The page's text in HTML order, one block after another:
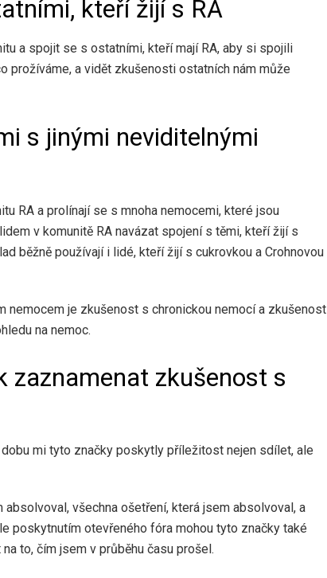
kteří žijí s RA
a spojit se s ostatními, kteří mají RA, aby si spojili
prožíváme, a vidět zkušenosti ostatních nám může
s jinými neviditelnými
RA a prolínají se s mnoha nemocemi, které jsou
v komunitě RA navázat spojení s těmi, kteří žijí s
běžně používají i lidé, kteří žijí s cukrovkou a Crohnovou
nemocem je zkušenost s chronickou nemocí a zkušenost
na nemoc.
zaznamenat zkušenost s
mi tyto značky poskytly příležitost nejen sdílet, ale
všechna ošetření, která jsem absolvoval, a
poskytnutím otevřeného fóra mohou tyto značky také
to, čím jsem v průběhu času prošel.